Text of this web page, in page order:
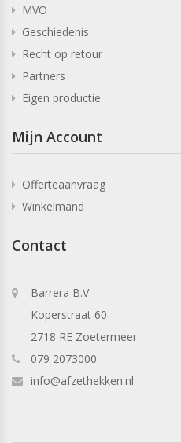
MVO
Geschiedenis
Recht op retour
Partners
Eigen productie
Mijn Account
Offerteaanvraag
Winkelmand
Contact
Barrera B.V.
Koperstraat 60
2718 RE Zoetermeer
079 2073000
info@afzethekken.nl